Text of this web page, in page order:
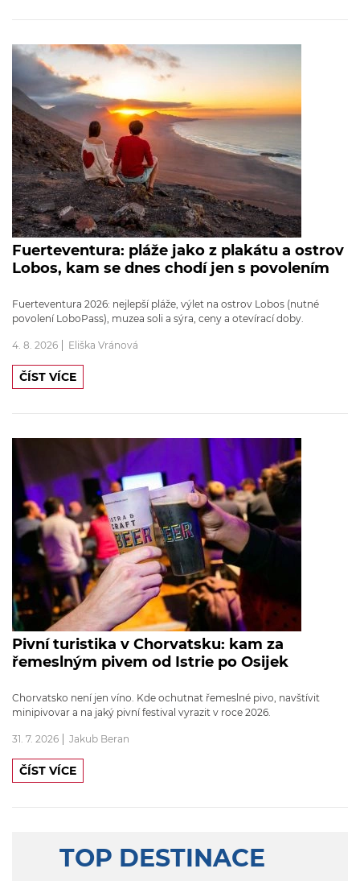
Fuerteventura: pláže jako z plakátu a ostrov
Lobos, kam se dnes chodí jen s povolením
Fuerteventura 2026: nejlepší pláže, výlet na ostrov Lobos (nutné
povolení LoboPass), muzea soli a sýra, ceny a otevírací doby.
4. 8. 2026 Eliška Vránová
ČÍST VÍCE
Pivní turistika v Chorvatsku: kam za
řemeslným pivem od Istrie po Osijek
Chorvatsko není jen víno. Kde ochutnat řemeslné pivo, navštívit
minipivovar a na jaký pivní festival vyrazit v roce 2026.
31. 7. 2026 Jakub Beran
ČÍST VÍCE
TOP DESTINACE